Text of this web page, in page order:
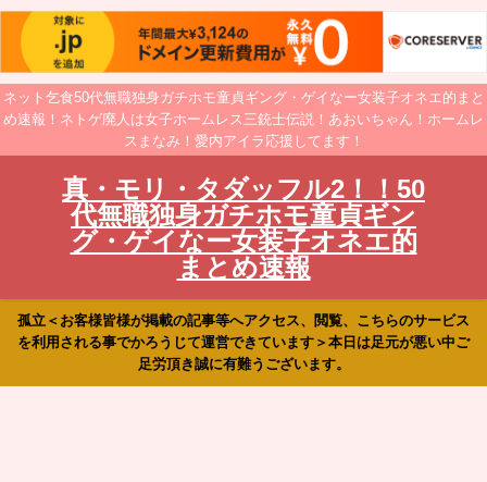
ネット乞食50代無職独身ガチホモ童貞ギング・ゲイなー女装子オネエ的まと
め速報！ネトゲ廃人は女子ホームレス三銃士伝説！あおいちゃん！ホームレ
スまなみ！愛内アイラ応援してます！
真・モリ・タダッフル2！！50
代無職独身ガチホモ童貞ギン
グ・ゲイなー女装子オネエ的
まとめ速報
孤立＜お客様皆様が掲載の記事等へアクセス、閲覧、こちらのサービス
を利用される事でかろうじて運営できています＞本日は足元が悪い中ご
足労頂き誠に有難うございます。